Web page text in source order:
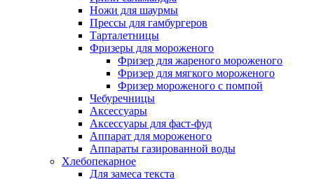
Ножи для шаурмы
Прессы для гамбургеров
Тарталетницы
Фризеры для мороженого
Фризер для жареного мороженого
Фризер для мягкого мороженого
Фризер мороженого с помпой
Чебуречницы
Аксессуары
Аксессуары для фаст-фуд
Аппарат для мороженого
Аппараты газированной воды
Хлебопекарное
Для замеса текста